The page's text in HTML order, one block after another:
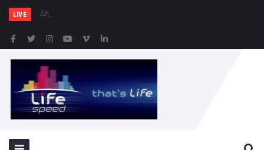
LIVE Δήμος Πειραιά : Συγκέν